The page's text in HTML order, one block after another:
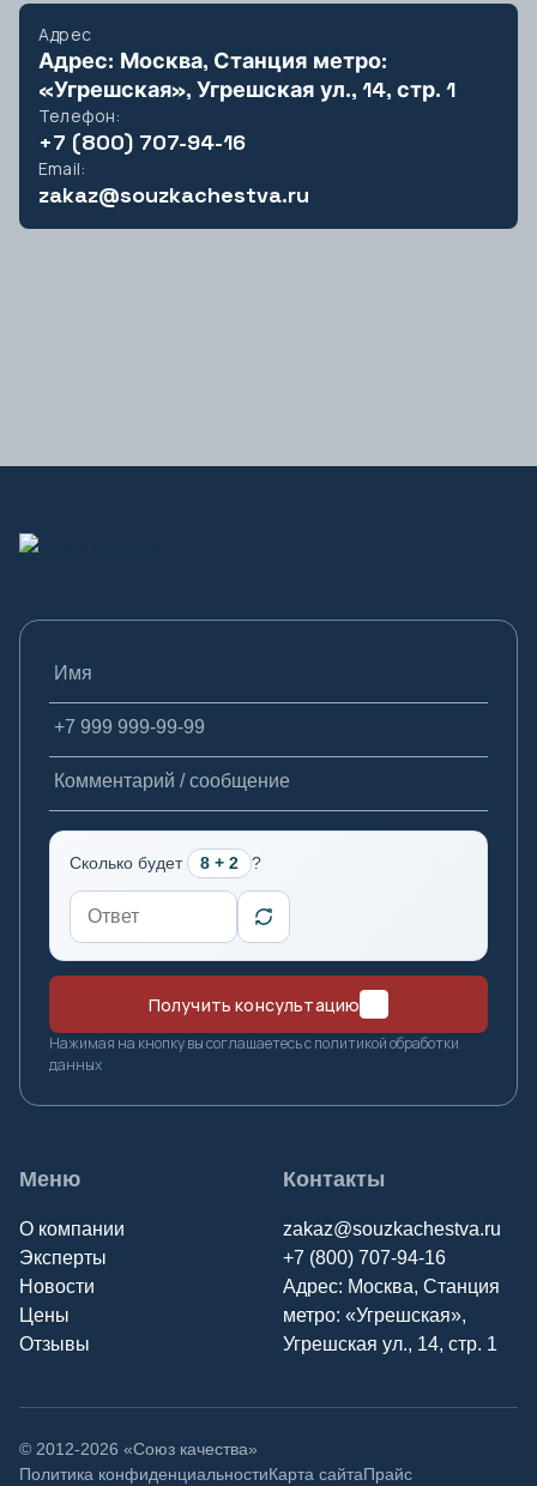
Адрес
Адрес: Москва, Станция метро:
«Угрешская», Угрешская ул., 14, стр. 1
Телефон:
+7 (800) 707-94-16
Email:
zakaz@souzkachestva.ru
Меню
О компании
Эксперты
Новости
Цены
Отзывы
Контакты
zakaz@souzkachestva.ru
+7 (800) 707-94-16
Адрес: Москва, Станция
метро: «Угрешская»,
Угрешская ул., 14, стр. 1
Имя
Телефон
Комментарий / сообщение
Сколько будет 8 + 2 ?
Получить консультацию
Нажимая на кнопку вы соглашаетесь с политикой обработки
данных
© 2012-2026 «Союз качества»
Политика конфиденциальностиКарта сайтаПрайс
Махачкала
Москва
Мурманск
Н
Нальчик
Оренбург
Пенза
Пермь
Петрозаводск
Петропавловск-Камчатск
Псков
Ростов-на-Дону
Самара
Санкт-Петербург
Саранск
Саратов
Смоленск
Сочи